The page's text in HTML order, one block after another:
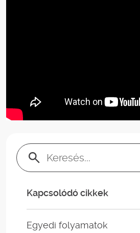
Keresés:
Kapcsolódó cikkek
Egyedi folyamatok